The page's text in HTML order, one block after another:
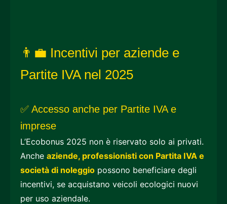
👨‍💼 Incentivi per aziende e
Partite IVA nel 2025
✅ Accesso anche per Partite IVA e
imprese
L’Ecobonus 2025 non è riservato solo ai privati.
Anche aziende, professionisti con Partita IVA e
società di noleggio possono beneficiare degli
incentivi, se acquistano veicoli ecologici nuovi
per uso aziendale.